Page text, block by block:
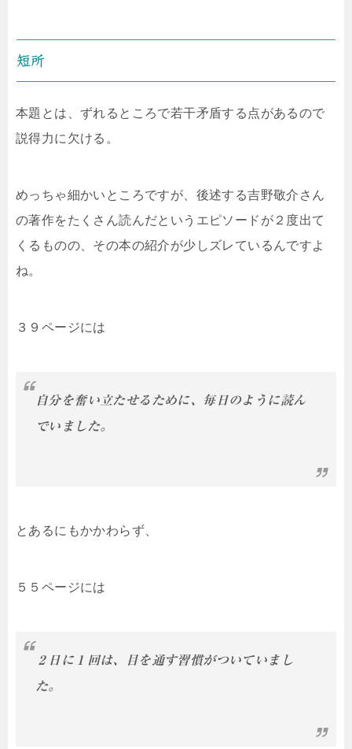
短所
本題とは、ずれるところで若干矛盾する点があるので
説得力に欠ける。
めっちゃ細かいところですが、後述する吉野敬介さん
の著作をたくさん読んだというエピソードが２度出て
くるものの、その本の紹介が少しズレているんですよ
ね。
３９ページには
自分を奮い立たせるために、毎日のように読ん
でいました。
とあるにもかかわらず、
５５ページには
２日に１回は、目を通す習慣がついていまし
た。